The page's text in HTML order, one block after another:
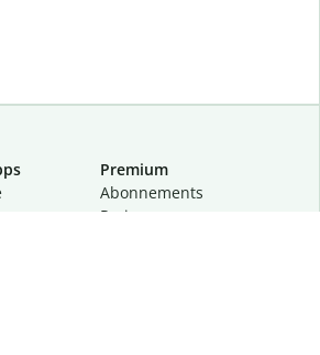
Premium
Abon­ne­ments
Preise